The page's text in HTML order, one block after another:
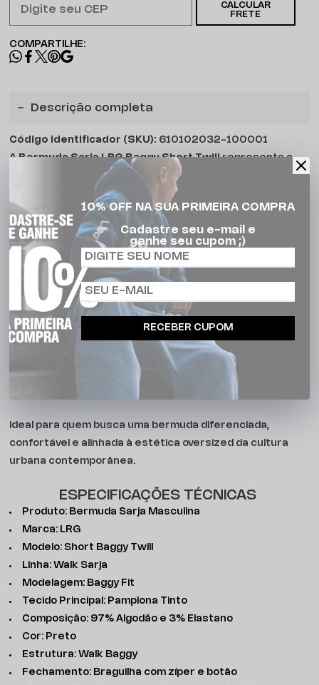
CALCULAR
FRETE
COMPARTILHE:
Descrição completa
Código identificador (SKU): 610102032-100001
A Bermuda Sarja LRG Baggy Short Twillrepresenta a
essência do streetwear oversized da LRG com uma
modelagem ampla, confortável e cheia de personalidade.
Confeccionada em sarja premium com elastano, a peça
oferece mobilidade, toque macio e caimento solto
inspirado no lifestyle urbano e skatewear. O comprimento
mais curto combinado ao fit baggy cria um visual moderno
e autêntico para composições street.
O modelo conta com cós em elástico de 5cm, cordão
personalizado, bolso faca, bolso relógio e bolsos traseiros
aplicados, além de bordado exclusivo e acabamentos
Ideal para quem busca uma bermuda diferenciada,
confortável e alinhada à estética oversized da cultura
urbana contemporânea.
ESPECIFICAÇÕES TÉCNICAS
Produto: Bermuda Sarja Masculina
Marca: LRG
Modelo: Short Baggy Twill
Linha: Walk Sarja
Modelagem: Baggy Fit
Tecido Principal: Pamplona Tinto
Composição: 97% Algodão e 3% Elastano
Cor: Preto
Estrutura: Walk Baggy
Fechamento: Braguilha com zíper e botão
10% OFF NA SUA PRIMEIRA COMPRA
Cadastre seu e-mail e
ganhe seu cupom ;)
RECEBER CUPOM